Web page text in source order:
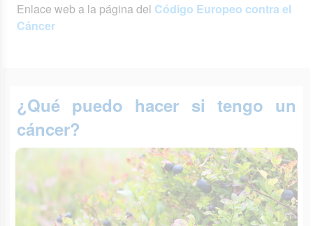
Enlace web a la página del Código Europeo contra el
Cáncer
¿Qué puedo hacer si tengo un
cáncer?